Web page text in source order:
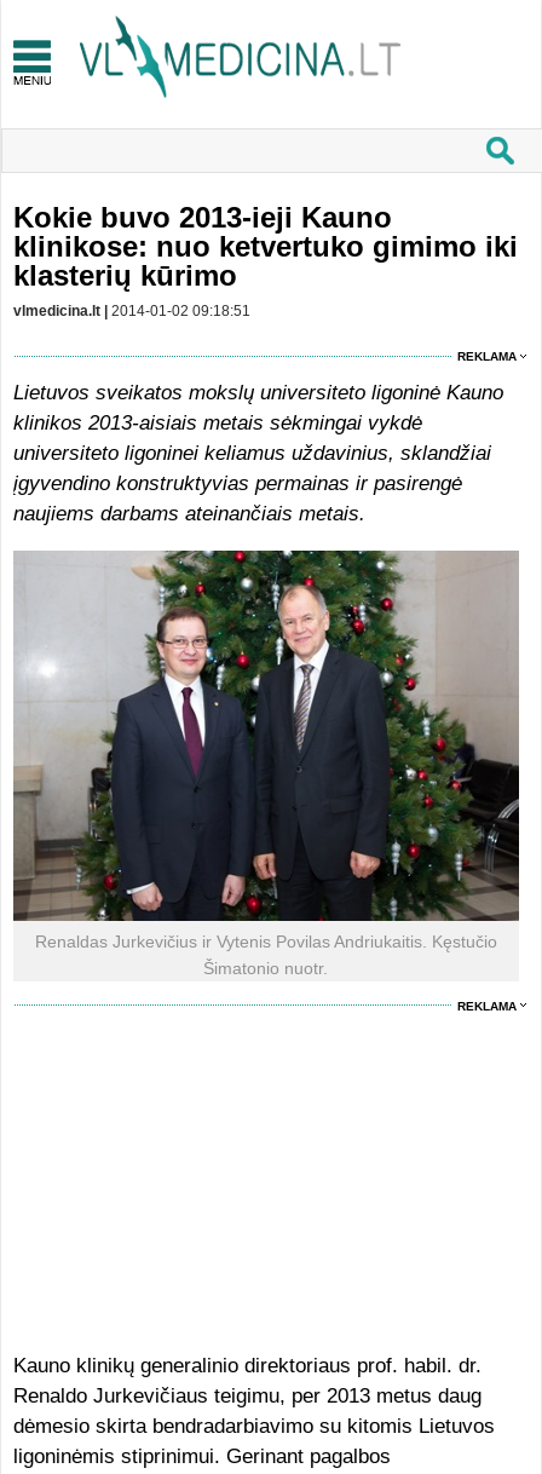
Kokie buvo 2013-ieji Kauno
klinikose: nuo ketvertuko gimimo iki
klasterių kūrimo
vlmedicina.lt | 2014-01-02 09:18:51
REKLAMA
Lietuvos sveikatos mokslų universiteto ligoninė Kauno
klinikos 2013-aisiais metais sėkmingai vykdė
universiteto ligoninei keliamus uždavinius, sklandžiai
įgyvendino konstruktyvias permainas ir pasirengė
naujiems darbams ateinančiais metais.
Renaldas Jurkevičius ir Vytenis Povilas Andriukaitis. Kęstučio
Šimatonio nuotr.
REKLAMA
Kauno klinikų generalinio direktoriaus prof. habil. dr.
Renaldo Jurkevičiaus teigimu, per 2013 metus daug
dėmesio skirta bendradarbiavimo su kitomis Lietuvos
ligoninėmis stiprinimui. Gerinant pagalbos